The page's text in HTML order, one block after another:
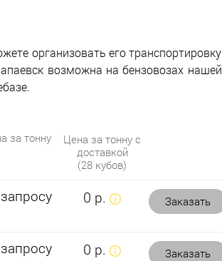
организовать его транспортировку
возможна на бензовозах нашей
за тонну
Цена за тонну с
доставкой
(28 кубов)
0 р. Заказать
0 р. Заказать